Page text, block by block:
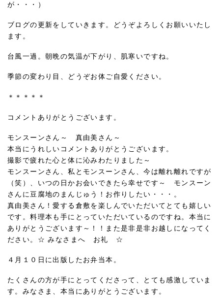
が・・・）
ブログの更新をしていきます。どうぞよろしくお願いいたし
ます。
台風一過。朝晩の気温が下がり、肌寒いですね。
季節の変わり目、どうぞお体ご自愛ください。
＊＊＊＊＊
コメントありがとうございます。
モンスーンさん～ 真由美さん～
本当にうれしいコメントありがとうございます。
撮影で疲れた心と体に沁みわたりました～
モンスーンさん、私とモンスーンさん、今は離れ離れですが
（笑）、いつの日かお会いできたら幸せです～ モンスーン
さんに豆腐地のまんじゅう！お作りしたい・・・。
真由美さん！愛する倉敷を楽しんでいただいてとても嬉しい
です。料理本も手にとっていただいているのですね。本当に
ありがとうございます～！！また是非是非お越しになってく
ださい。☆ みなさまへ お礼 ☆
４月１０日に出版したお弁当本。
たくさんの方が手にとってくださって、とても感激していま
す。みなさま、本当にありがとうございます。